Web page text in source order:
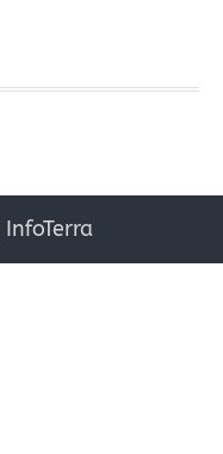
InfoTerra